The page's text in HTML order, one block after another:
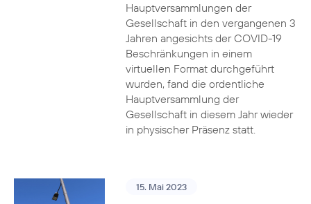
Hauptversammlungen der
Gesellschaft in den vergangenen 3
Jahren angesichts der COVID-19
Beschränkungen in einem
virtuellen Format durchgeführt
wurden, fand die ordentliche
Hauptversammlung der
Gesellschaft in diesem Jahr wieder
in physischer Präsenz statt.
15. Mai 2023